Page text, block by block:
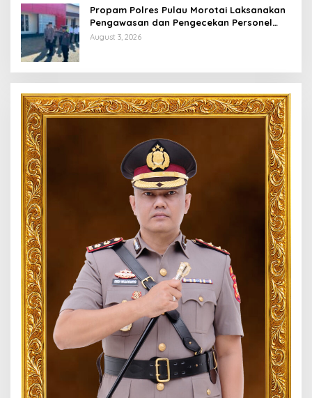
Propam Polres Pulau Morotai Laksanakan
Pengawasan dan Pengecekan Personel
Saat Apel Serah Terima Piket Fungsi
August 3, 2026